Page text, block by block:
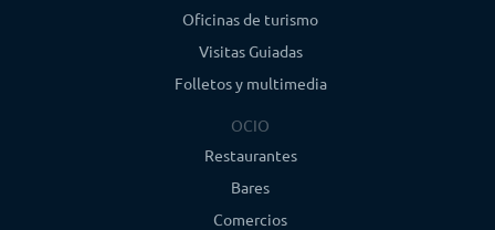
Oficinas de turismo
Visitas Guiadas
Folletos y multimedia
OCIO
Restaurantes
Bares
Comercios